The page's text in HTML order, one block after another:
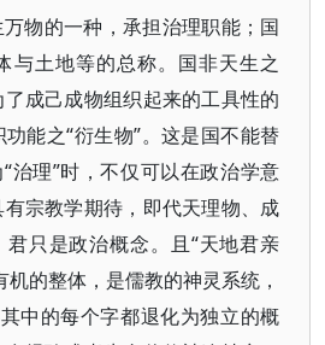
物的一种，承担治理职能；国
与土地等的总称。国非天生之
成己成物组织起来的工具性的
能之“衍生物”。这是国不能替
治理”时，不仅可以在政治学意
宗教学期待，即代天理物、成
君只是政治概念。且“天地君亲
机的整体，是儒教的神灵系统，
中的每个字都退化为独立的概